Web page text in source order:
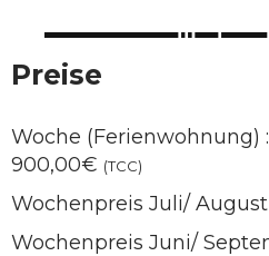
Preise
Woche (Ferienwohnung)
900,00€ (TCC)
Wochenpreis Juli/
Wochenpreis Juni/